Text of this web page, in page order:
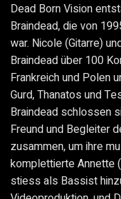
Dead Born Vision
Braindead, die von
war. Nicole (Gitarre)
Braindead über 100
Frankreich und Polen
Gurd, Thanatos und
Braindead schlossen
Freund und Begleiter
zusammen, um ihre
komplettierte Annette
stiess als Bassist